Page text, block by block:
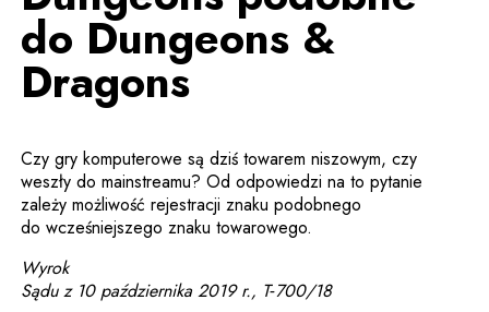
do Dungeons &
Dragons
Czy gry komputerowe są dziś towarem niszowym, czy
weszły do mainstreamu? Od odpowiedzi na to pytanie
zależy możliwość rejestracji znaku podobnego
do wcześniejszego znaku towarowego.
Wyrok
Sądu z 10 października 2019 r., T‑700/18